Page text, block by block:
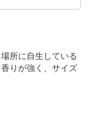
所に自生している
りが強く、サイズ